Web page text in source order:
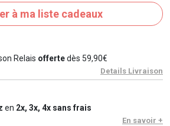
à ma liste cadeaux
Relais offertedès 59,90€
Details Livraison
en 2x, 3x, 4x sans frais
En savoir +